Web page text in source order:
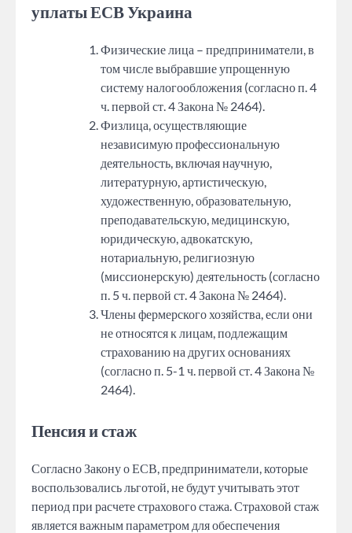
уплаты ЕСВ Украина
Физические лица – предприниматели, в
том числе выбравшие упрощенную
систему налогообложения (согласно п. 4
ч. первой ст. 4 Закона № 2464).
Физлица, осуществляющие
независимую профессиональную
деятельность, включая научную,
литературную, артистическую,
художественную, образовательную,
преподавательскую, медицинскую,
юридическую, адвокатскую,
нотариальную, религиозную
(миссионерскую) деятельность (согласно
п. 5 ч. первой ст. 4 Закона № 2464).
Члены фермерского хозяйства, если они
не относятся к лицам, подлежащим
страхованию на других основаниях
(согласно п. 5-1 ч. первой ст. 4 Закона №
2464).
Пенсия и стаж
Согласно Закону о ЕСВ, предприниматели, которые
воспользовались льготой, не будут учитывать этот
период при расчете страхового стажа. Страховой стаж
является важным параметром для обеспечения